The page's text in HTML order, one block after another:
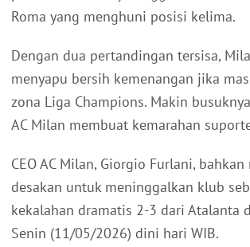
Roma yang menghuni posisi kelima.
Dengan dua pertandingan tersisa,
menyapu bersih kemenangan jika
zona Liga Champions. Makin
AC Milan membuat kemarahan
CEO AC Milan, Giorgio Furlani,
desakan untuk meninggalkan klub
kekalahan dramatis 2-3 dari Atalanta
Senin (11/05/2026) dini hari WIB.